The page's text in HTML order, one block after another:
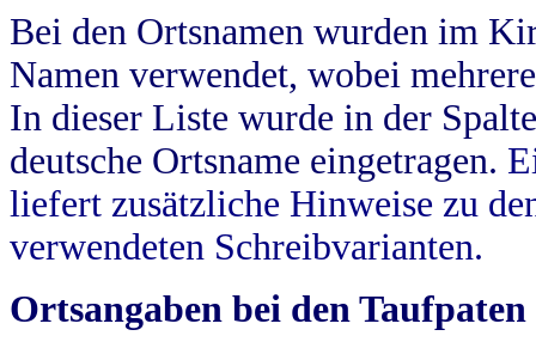
Bei den Ortsnamen wurden im
Namen verwendet, wobei
In dieser Liste wurde in der
deutsche Ortsname eingetragen.
liefert zusätzliche Hinweise zu
verwendeten Schreibvarianten.
Ortsangaben bei den Taufpaten